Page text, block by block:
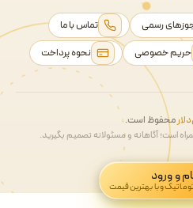
رسمی
تماس با ما
حریم خصوصی نحوه پرداخت
محفوظ است.
است؛ آگاهانه و مسئولانه تصمیم بگیرید.
و ورود
و با بهترین قیمت